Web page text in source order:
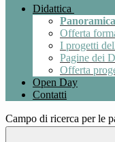
Didattica
Panoramica
Offerta
I progetti
Pagine dei
Offerta
Open Day
Contatti
Campo di ricerca per le